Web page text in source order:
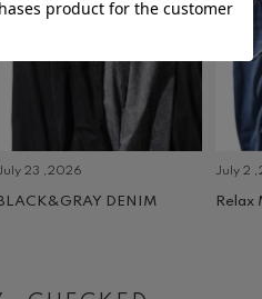
23 ,2026
BLACK&GRAY DENIM
July 2
Relax